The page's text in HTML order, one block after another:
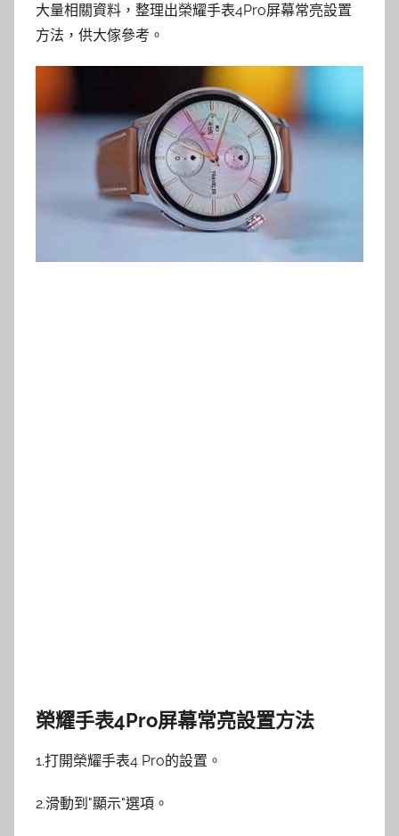
大量相關資料，整理出榮耀手表4Pro屏幕常亮設置
方法，供大傢參考。
榮耀手表4Pro屏幕常亮設置方法
1.打開榮耀手表4 Pro的設置。
2.滑動到"顯示"選項。